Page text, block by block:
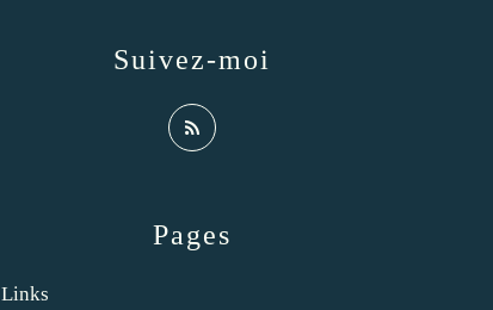
Pages
Links
Suivez-moi